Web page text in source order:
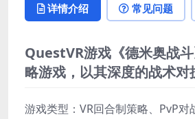
详情介绍 常见问题
QuestVR游戏《德米奥战
略游戏，以其深度的战术对
游戏类型：VR回合制策略、PvP对